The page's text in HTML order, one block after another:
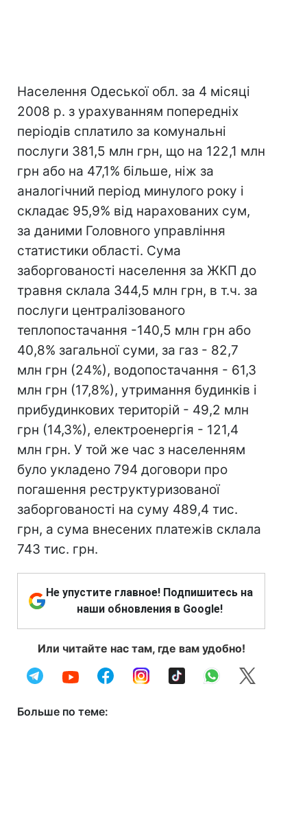
Населення Одеської обл. за 4 місяці
2008 р. з урахуванням попередніх
періодів сплатило за комунальні
послуги 381,5 млн грн, що на 122,1 млн
грн або на 47,1% більше, ніж за
аналогічний період минулого року і
складає 95,9% від нарахованих сум,
за даними Головного управління
статистики області. Сума
заборгованості населення за ЖКП до
травня склала 344,5 млн грн, в т.ч. за
послуги централізованого
теплопостачання -140,5 млн грн або
40,8% загальної суми, за газ - 82,7
млн грн (24%), водопостачання - 61,3
млн грн (17,8%), утримання будинків і
прибудинкових територій - 49,2 млн
грн (14,3%), електроенергія - 121,4
млн грн. У той же час з населенням
було укладено 794 договори про
погашення реструктуризованої
заборгованості на суму 489,4 тис.
грн, а сума внесених платежів склала
743 тис. грн.
Не упустите главное! Подпишитесь на
наши обновления в Google!
Или читайте нас там, где вам удобно!
Больше по теме: